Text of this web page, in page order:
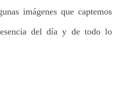
imágenes que captemos
del día y de todo lo